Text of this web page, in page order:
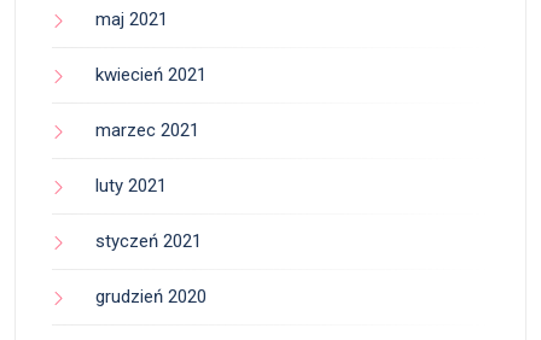
maj 2021
kwiecień 2021
marzec 2021
luty 2021
styczeń 2021
grudzień 2020